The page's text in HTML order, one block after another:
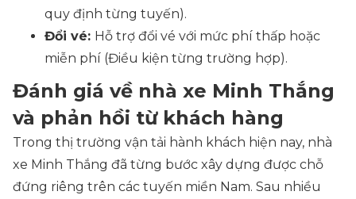
quy định từng tuyến).
Đổi vé: Hỗ trợ đổi vé với mức phí thấp hoặc
miễn phí (Điều kiện từng trường hợp).
Đánh giá về nhà xe Minh Thắng
và phản hồi từ khách hàng
Trong thị trường vận tải hành khách hiện nay, nhà
xe Minh Thắng đã từng bước xây dựng được chỗ
đứng riêng trên các tuyến miền Nam. Sau nhiều